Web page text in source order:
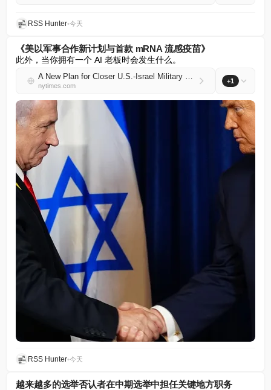
RSS Hunter•今天
《美以军事合作新计划与首款 mRNA 流感疫苗》
此外，当你拥有一个 AI 老板时会发生什么。
A New Plan for Closer U.S.-Israel Military Cooperation, and the First mRNA Flu Vaccine
nytimes.com
+1
RSS Hunter•今天
越来越多的选举否认者在中期选举中担任关键地方职务